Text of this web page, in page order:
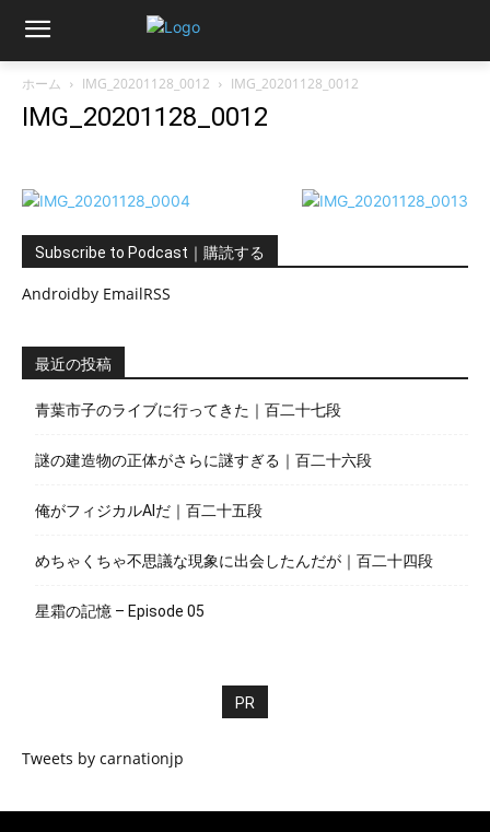
ホーム IMG_20201128_0012 IMG_20201128_0012
IMG_20201128_0012
Subscribe to Podcast｜購読する
Androidby EmailRSS
最近の投稿
青葉市子のライブに行ってきた｜百二十七段
謎の建造物の正体がさらに謎すぎる｜百二十六段
俺がフィジカルAIだ｜百二十五段
めちゃくちゃ不思議な現象に出会したんだが｜百二十四段
星霜の記憶 – Episode 05
PR
Tweets by carnationjp